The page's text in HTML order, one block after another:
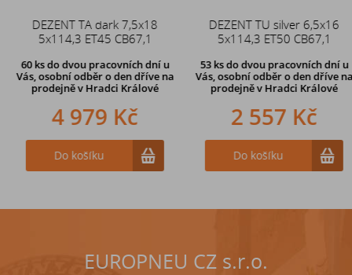
DEZENT TA dark 7,5x18
5x114,3 ET45 CB67,1
60 ksdo dvou pracovních dní u
Vás, osobní odběr o den dřívena
prodejně v Hradci Králové
4 979 Kč
Do košíku
DEZENT TU silver 6,5x16
5x114,3 ET50 CB67,1
53 ksdo dvou pracovních dní u
Vás, osobní odběr o den dřívena
prodejně v Hradci Králové
2 557 Kč
Do košíku
Duše 12x4 (4.00-4) kovový
zahnutý ventil TR87
242 Kč
Do košíku
EUROPNEU CZ s.r.o.